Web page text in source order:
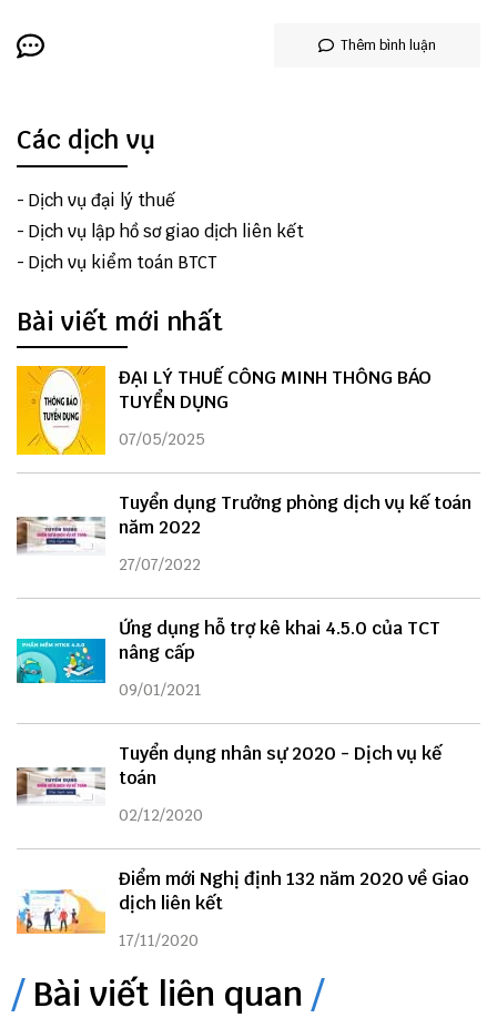
Thêm bình luận
Các dịch vụ
- Dịch vụ đại lý thuế
- Dịch vụ lập hồ sơ giao dịch liên kết
- Dịch vụ kiểm toán BTCT
Bài viết mới nhất
ĐẠI LÝ THUẾ CÔNG MINH THÔNG BÁO
TUYỂN DỤNG
07/05/2025
Tuyển dụng Trưởng phòng dịch vụ kế toán
năm 2022
27/07/2022
Ứng dụng hỗ trợ kê khai 4.5.0 của TCT
nâng cấp
09/01/2021
Tuyển dụng nhân sự 2020 - Dịch vụ kế
toán
02/12/2020
Điểm mới Nghị định 132 năm 2020 về Giao
dịch liên kết
17/11/2020
Bài viết liên quan